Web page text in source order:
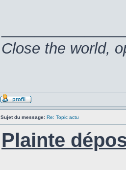
Close the world,
Sujet du message: Re: Topic actu
Plainte